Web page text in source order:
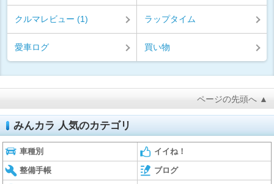
クルマレビュー (1) ラップタイム
愛車ログ 買い物
ページの先頭へ ▲
みんカラ 人気のカテゴリ
車種別 イイね！
整備手帳 ブログ